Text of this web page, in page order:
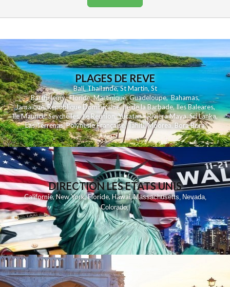
PLAGES DE REVE
Bali,Thailande,St Martin,St
Barthelemy,Floride,Martinique,Guadeloupe,Bahamas,
Jamaique,Republique Dominicaine,Ile de la Barbade,Iles Baleares,
Ile Maurice,Seychelles,Ile Reunion,Yucatan - Riviera Maya,Sri Lanka,
Las Terrenas,Polynesie Française,Tahiti,Moorea, Bora Bora
DIRECTION LES ETATS UNIS
Californie,New York,Floride,Hawai,Massachusetts, Nevada,
Colorado,